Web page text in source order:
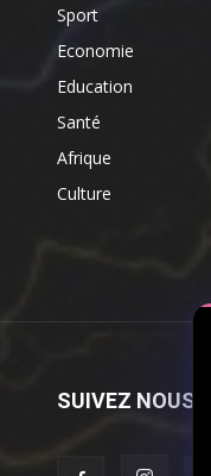
Sport
Economie
Education
Santé
Afrique
Culture
SUIVEZ NOUS